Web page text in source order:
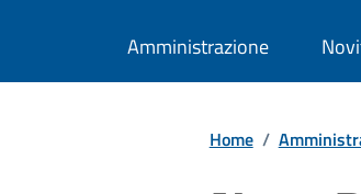
Amministrazione
Home /